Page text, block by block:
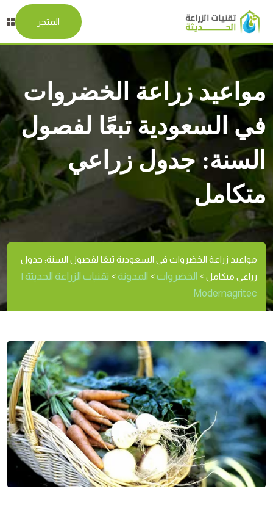
المتجر
مواعيد زراعة الخضروات
في السعودية تبعًا لفصول
السنة: جدول زراعي
متكامل
مواعيد زراعة الخضروات في السعودية تبعًا لفصول السنة: جدول
زراعي متكامل> الخضروات> المدونة> تقنيات الزراعة الحديثة |
Modernagritec